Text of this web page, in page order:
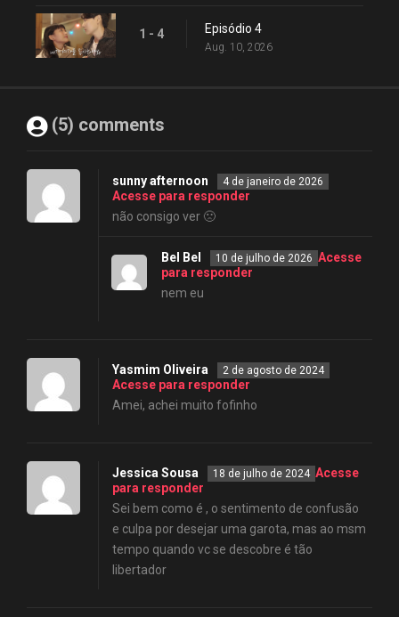
1 - 4 Episódio 4
Aug. 10, 2026
(5) comments
sunny afternoon 4 de janeiro de 2026
Acesse para responder
não consigo ver 🙁
Bel Bel 10 de julho de 2026 Acesse
para responder
nem eu
Yasmim Oliveira 2 de agosto de 2024
Acesse para responder
Amei, achei muito fofinho
Jessica Sousa 18 de julho de 2024 Acesse
para responder
Sei bem como é , o sentimento de confusão
e culpa por desejar uma garota, mas ao msm
tempo quando vc se descobre é tão
libertador